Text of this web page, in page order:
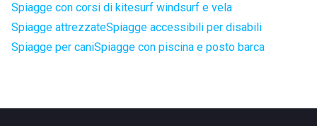
Spiagge con corsi di kitesurf windsurf e vela
Spiagge attrezzateSpiagge accessibili per disabili
Spiagge per caniSpiagge con piscina e posto barca